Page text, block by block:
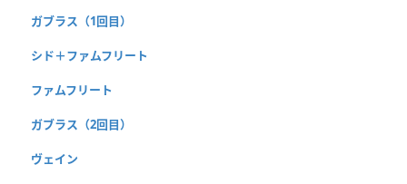
ガブラス（1回目）
シド＋ファムフリート
ファムフリート
ガブラス（2回目）
ヴェイン